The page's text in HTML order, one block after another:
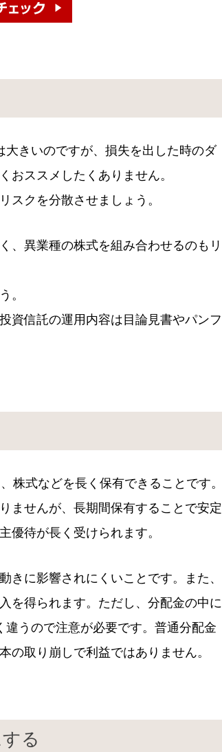
きいのですが、損失を出した時のダ
おススメしたくありません。
スクを分散させましょう。
、異業種の株式を組み合わせるのもリ
。
資信託の運用内容は目論見書やパンフ
株式などを長く保有できることです。
ませんが、長期間保有することで安定
優待が長く受けられます。
きに影響されにくいことです。また、
を得られます。ただし、分配金の中に
うので注意が必要です。普通分配金
の取り崩しで利益ではありません。
る